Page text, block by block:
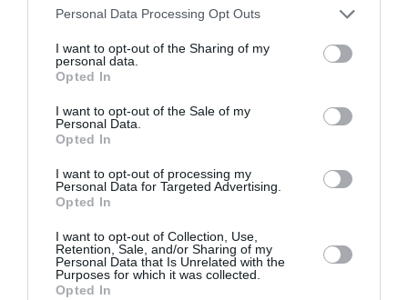
Personal Data Processing Opt Outs
I want to opt-out of the Sharing of my
personal data.
Opted In
I want to opt-out of the Sale of my
Personal Data.
Opted In
I want to opt-out of processing my
Personal Data for Targeted Advertising.
Opted In
I want to opt-out of Collection, Use,
Retention, Sale, and/or Sharing of my
Personal Data that Is Unrelated with the
Purposes for which it was collected.
Opted In
τελευταία νέα
για την Τέχνη και τον
Πολιτισμό στοCulturenow.gr
Tags
ΔΗΜΗΤΡΗΣ ΣΤΕΦΑΝΑΚΗΣ
ΕΚΔΟΣΕΙΣ ΨΥΧΟΓΙΟΣ
ΕΛΛΗΝΕΣ ΣΥΓΓΡΑΦΕΙΣ
ΠΕΖΟΓΡΑΦΙΑ
ΤΕΣΥ ΜΠΑΙΛΑ
Newsletter